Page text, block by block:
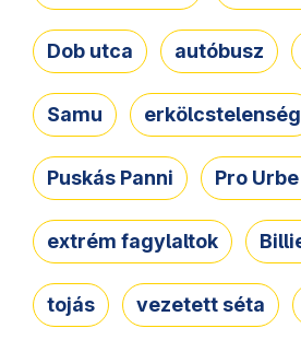
Dob utca autóbusz
Samu erkölcstelenség
Puskás Panni Pro
extrém fagylaltok
tojás vezetett séta